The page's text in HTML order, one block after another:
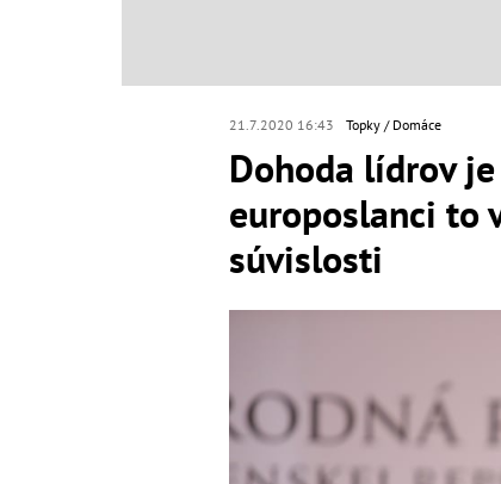
21.7.2020 16:43 Topky Domáce
Dohoda lídrov
europoslanci to
súvislosti